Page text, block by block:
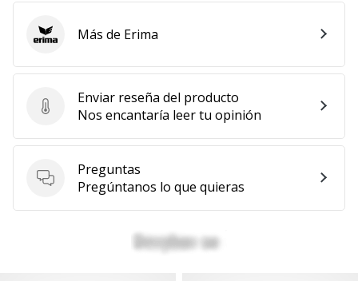
Enviar reseña del producto
Enviar reseña del producto
Nos encantaría leer tu opinión
Preguntas
Preguntas
Pregúntanos lo que quieras
ErimaMás de Erima